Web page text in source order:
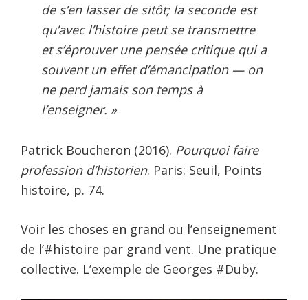
de s’en lasser de sitôt; la seconde est
qu’avec l’histoire peut se transmettre
et s’éprouver une pensée critique qui a
souvent un effet d’émancipation — on
ne perd jamais son temps à
l’enseigner. »
Patrick Boucheron (2016). Pourquoi faire
profession d’historien. Paris: Seuil, Points
histoire, p. 74.
Voir les choses en grand ou l’enseignement
de l’#histoire par grand vent. Une pratique
collective. L’exemple de Georges #Duby.